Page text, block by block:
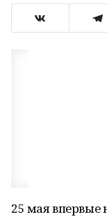
25 мая впервые